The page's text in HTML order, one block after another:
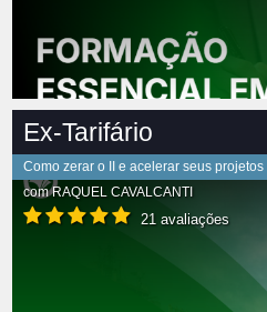
Ex-Tarifário
Como zerar o II e acelerar seus projetos
comRAQUEL CAVALCANTI
21 avaliações